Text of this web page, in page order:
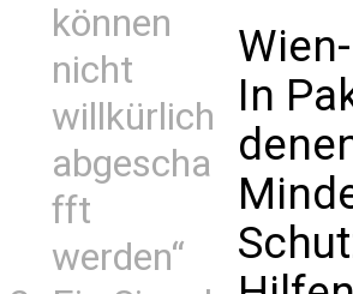
können
nicht
willkürlich
abgescha
fft
werden“
In